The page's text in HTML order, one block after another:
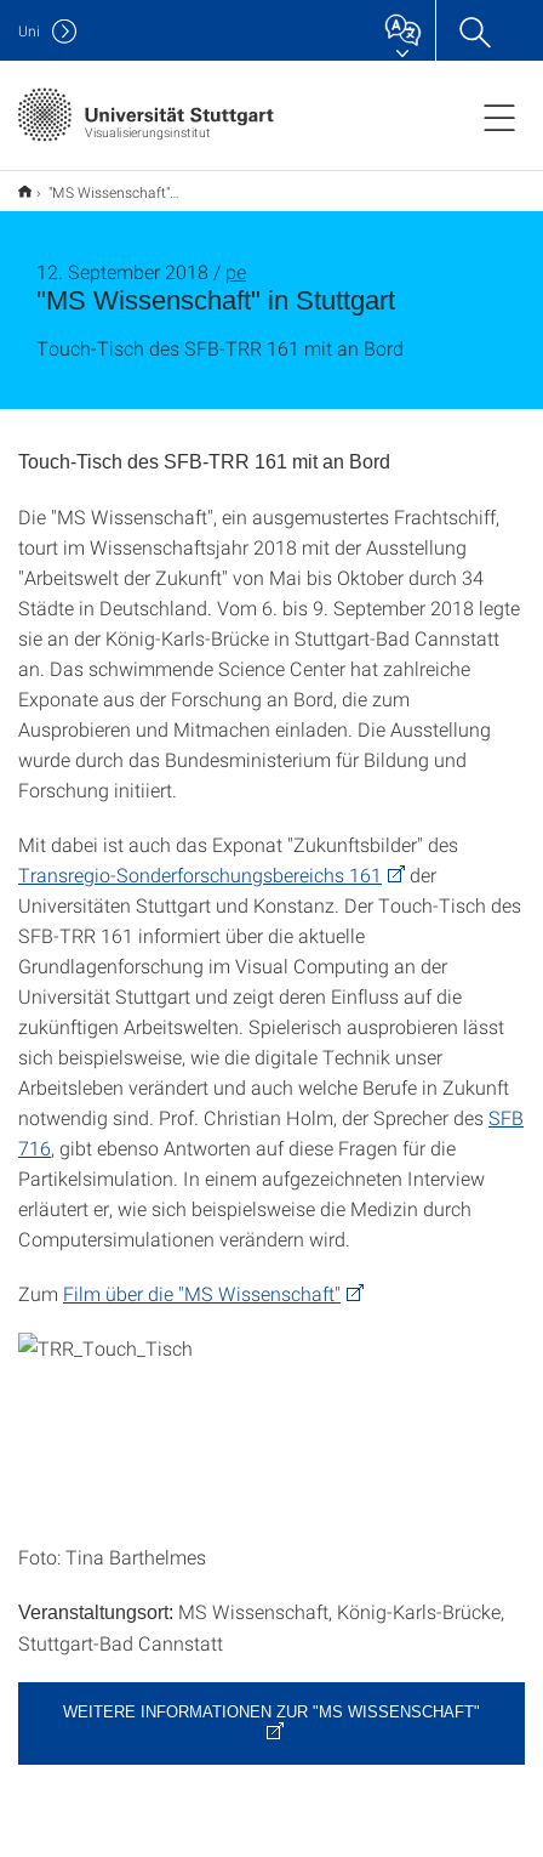
Visualisierungsinstitut
Uni
"MS Wissenschaft" in Stuttgart
"MS Wissenschaft" in Stuttgart
12. September 2018 / pe
Touch-Tisch des SFB-TRR 161 mit an Bord
Touch-Tisch des SFB-TRR 161 mit an Bord
Die "MS Wissenschaft", ein ausgemustertes Frachtschiff,
tourt im Wissenschaftsjahr 2018 mit der Ausstellung
"Arbeitswelt der Zukunft" von Mai bis Oktober durch 34
Städte in Deutschland. Vom 6. bis 9. September 2018 legte
sie an der König-Karls-Brücke in Stuttgart-Bad Cannstatt
an. Das schwimmende Science Center hat zahlreiche
Exponate aus der Forschung an Bord, die zum
Ausprobieren und Mitmachen einladen. Die Ausstellung
wurde durch das Bundesministerium für Bildung und
Forschung initiiert.
Mit dabei ist auch das Exponat "Zukunftsbilder" des
Transregio-Sonderforschungsbereichs 161
der
Universitäten Stuttgart und Konstanz. Der Touch-Tisch des
SFB-TRR 161 informiert über die aktuelle
Grundlagenforschung im Visual Computing an der
Universität Stuttgart und zeigt deren Einfluss auf die
zukünftigen Arbeitswelten. Spielerisch ausprobieren lässt
sich beispielsweise, wie die digitale Technik unser
Arbeitsleben verändert und auch welche Berufe in Zukunft
notwendig sind. Prof. Christian Holm, der Sprecher desSFB
716, gibt ebenso Antworten auf diese Fragen für die
Partikelsimulation. In einem aufgezeichneten Interview
erläutert er, wie sich beispielsweise die Medizin durch
Computersimulationen verändern wird.
Zum Film über die "MS Wissenschaft"
Foto: Tina Barthelmes
Veranstaltungsort: MS Wissenschaft, König-Karls-Brücke,
Stuttgart-Bad Cannstatt
WEITERE INFORMATIONEN ZUR "MS WISSENSCHAFT"